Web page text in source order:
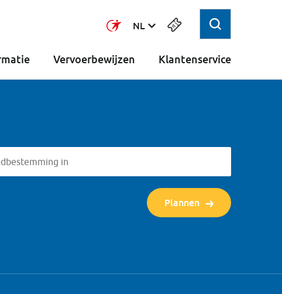
NL
Vervoerbewijzen Klantenservice
in
Plannen